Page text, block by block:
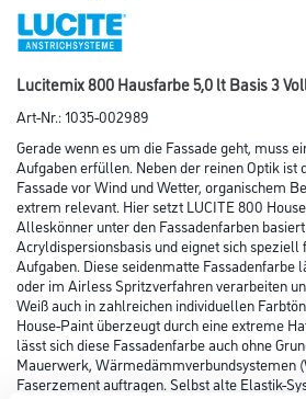
Lucitemix 800 Hausfarbe 5,0 lt Basis 3
Art-Nr.:1035-002989
Gerade wenn es um die Fassade geht, muss
Aufgaben erfüllen. Neben der reinen Optik ist
Fassade vor Wind und Wetter, organischem
extrem relevant. Hier setzt LUCITE 800
Alleskönner unter den Fassadenfarben
Acryldispersionsbasis und eignet sich speziell
Aufgaben. Diese seidenmatte Fassadenfarbe
oder im Airless Spritzverfahren verarbeiten
Weiß auch in zahlreichen individuellen
House-Paint überzeugt durch eine extreme
lässt sich diese Fassadenfarbe auch ohne
Mauerwerk, Wärmedämmverbundsystemen
Faserzement auftragen. Selbst alte Elastik-